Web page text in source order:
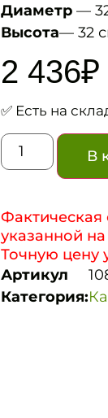
Диаметр —
Высота— 32
2 436₽
✅ Есть на
В
Фактическая
указанной на
Точную цену
Артикул
Категория: